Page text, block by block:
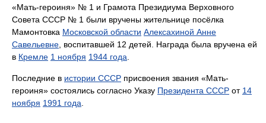
«Мать-героиня» № 1 и Грамота Президиума Верховного
Совета СССР № 1 были вручены жительнице посёлка
Мамонтовка Московской области Алексахиной Анне
Савельевне , воспитавшей 12 детей. Награда была вручена ей
в Кремле 1 ноября 1944 года
Последние в истории СССР присвоения звания «Мать-
героиня» состоялись согласно Указу Президента СССР от 14
ноября 1991 года